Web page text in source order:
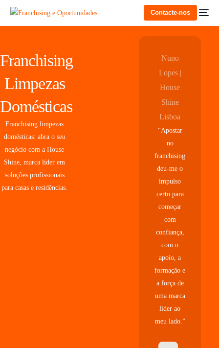
Contacte-nos
Franchising
Limpezas
Domésticas
Franchising limpezas
domésticas: abra o seu
negócio com a House
Shine, marca líder em
soluções profissionais
para casas e residências.
Nuno
Lopes |
House
Shine
Lisboa
“Apostar
no
franchising
deu-me o
impulso
certo para
começar
com
confiança,
com o
apoio, a
formação e
a força de
uma marca
líder ao
meu lado.”